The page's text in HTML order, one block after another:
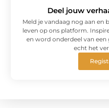
Deel jouw
Meld je vandaag nog aan
leven op ons platform.
en word onderdeel van
echt het